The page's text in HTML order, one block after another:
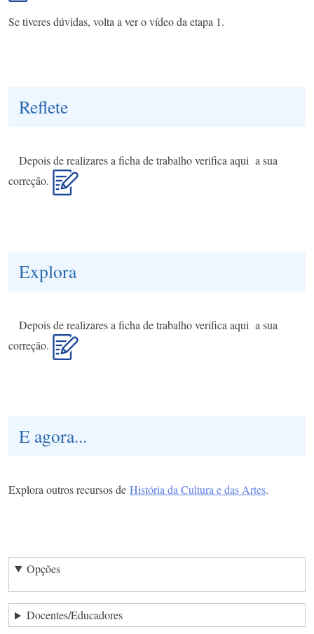
Se tiveres dúvidas, volta a ver o vídeo da etapa 1.
Reflete
Depois de realizares a ficha de trabalho verifica aqui a sua
correção.
Explora
Depois de realizares a ficha de trabalho verifica aqui a sua
correção.
E agora...
Explora outros recursos de História da Cultura e das Artes.
Opções
Docentes/Educadores